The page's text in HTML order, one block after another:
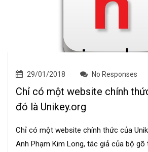
29/01/2018 No Responses
Chỉ có một website chính
đó là Unikey.org
Chỉ có một website chính thức của
Anh Phạm Kim Long, tác giả của bộ gõ